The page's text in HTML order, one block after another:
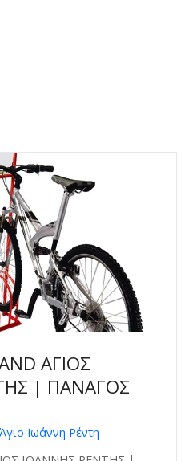
ΑΓΙΟΣ
| ΠΑΝΑΓΟΣ
Ιωάννη Ρέντη